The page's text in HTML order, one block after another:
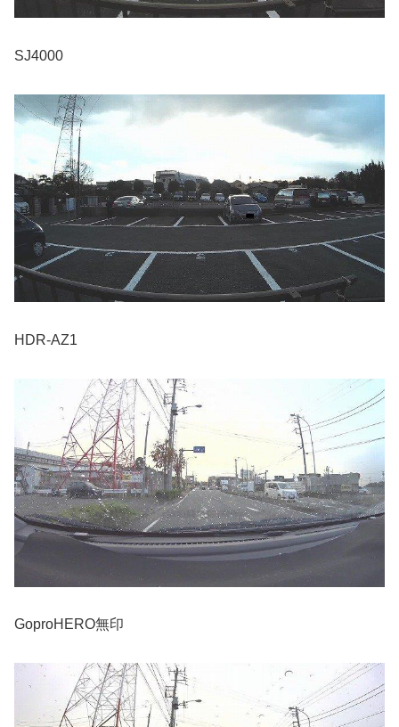
SJ4000
HDR-AZ1
GoproHERO無印